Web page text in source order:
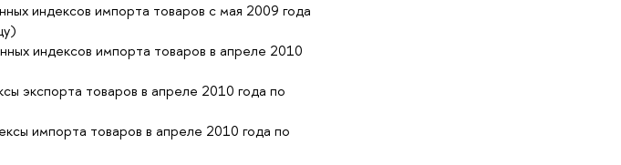
индексов импорта товаров с мая 2009 года
индексов импорта товаров в апреле 2010
экспорта товаров в апреле 2010 года по
импорта товаров в апреле 2010 года по